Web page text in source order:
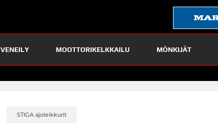
VENEILY MOOTTORIKELKKAILU MÖNKIJÄT
STIGA ajoleikkurit